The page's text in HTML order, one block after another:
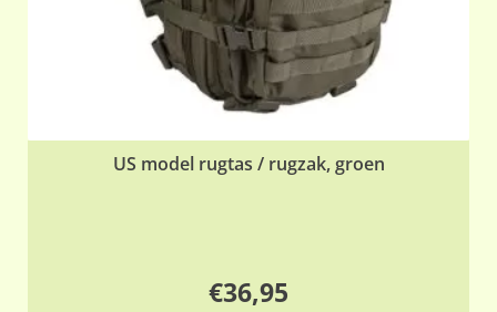
US model rugtas / rugzak, groen
€36,95